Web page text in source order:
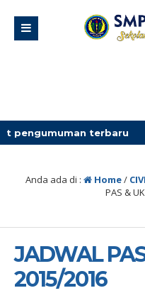
terbaru
Anda ada di : Home/
PAS &
JADWAL
2015/2016